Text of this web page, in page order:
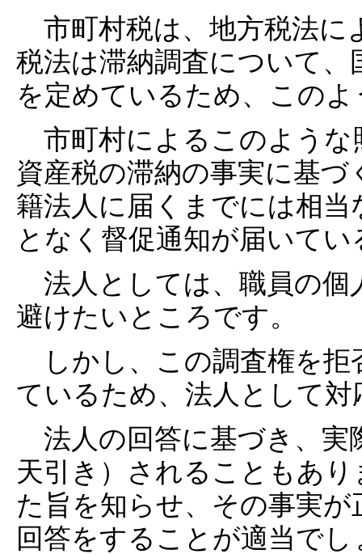
市町村税は、地方税法に
税法は滞納調査について
を定めているため、この
市町村によるこのような
資産税の滞納の事実に基
籍法人に届くまでには相
となく督促通知が届いて
法人としては、職員の個
避けたいところです。
しかし、この調査権を拒
ているため、法人として
法人の回答に基づき、実
天引き）されることもあ
た旨を知らせ、その事実
回答をすることが適当でし